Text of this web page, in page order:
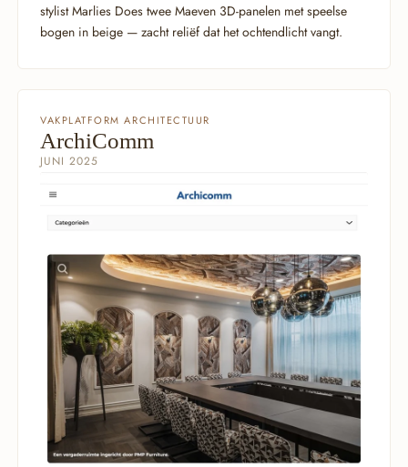
stylist Marlies Does twee Maeven 3D-panelen met speelse
bogen in beige — zacht reliëf dat het ochtendlicht vangt.
VAKPLATFORM ARCHITECTUUR
ArchiComm
JUNI 2025